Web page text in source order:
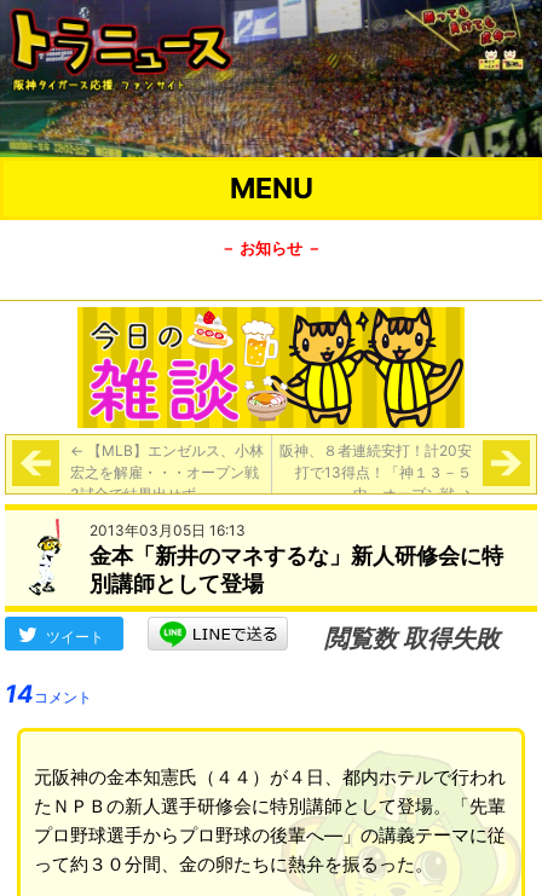
MENU
－ お知らせ －
← 【MLB】エンゼルス、小林
宏之を解雇・・・オープン戦
3試合で結果出せず
阪神、８者連続安打！計20安
打で13得点！「神１３－５
中」オープン戦→
2013年03月05日 16:13
金本「新井のマネするな」新人研修会に特
別講師として登場
ツイート
閲覧数 取得失敗
14コメント
元阪神の金本知憲氏（４４）が４日、都内ホテルで行われ
たＮＰＢの新人選手研修会に特別講師として登場。「先輩
プロ野球選手からプロ野球の後輩へ―」の講義テーマに従
って約３０分間、金の卵たちに熱弁を振るった。